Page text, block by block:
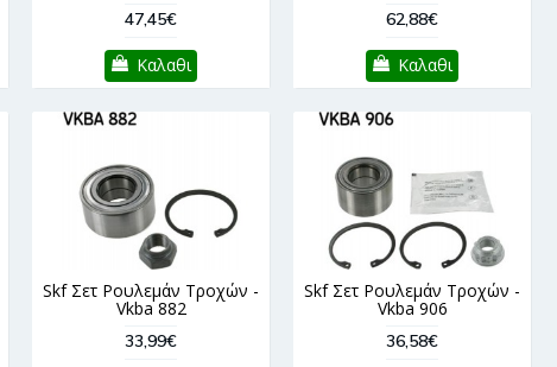
47,45€
Καλαθι
62,88€
Καλαθι
Skf Σετ Ρουλεμάν Τροχών -
Vkba 882
33,99€
Skf Σετ Ρουλεμάν Τροχών -
Vkba 906
36,58€